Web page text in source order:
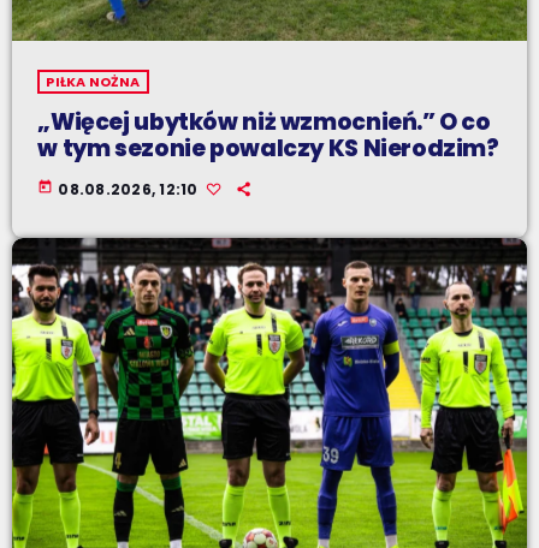
PIŁKA NOŻNA
„Więcej ubytków niż wzmocnień.” O co
w tym sezonie powalczy KS Nierodzim?
today 08.08.2026, 12:10